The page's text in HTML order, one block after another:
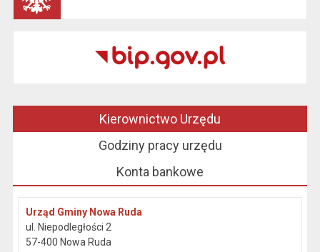
Kierownictwo Urzędu
Godziny pracy urzędu
Konta bankowe
Urząd Gminy Nowa Ruda
ul. Niepodległości 2
57-400 Nowa Ruda